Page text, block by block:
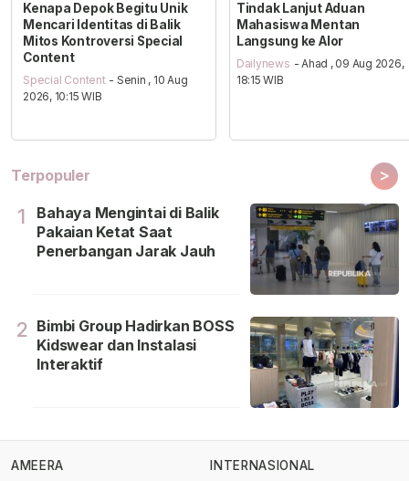
Kenapa Depok Begitu Unik
Mencari Identitas di Balik
Mitos Kontroversi Special
Content
Special Content - Senin , 10 Aug
2026, 10:15 WIB
Tindak Lanjut Aduan
Mahasiswa Mentan
Langsung ke Alor
Dailynews - Ahad , 09 Aug 2026,
18:15 WIB
Terpopuler >
1
Bahaya Mengintai di Balik
Pakaian Ketat Saat
Penerbangan Jarak Jauh
2 Bimbi Group Hadirkan BOSS
Kidswear dan Instalasi
Interaktif
AMEERA
INTERNASIONAL